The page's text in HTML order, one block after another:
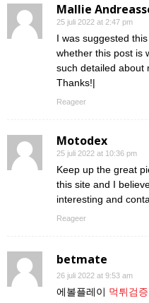
Mallie
25 juli 2022 at 2:47 pm
I was suggested
whether this post is
such detailed about
Thanks!|
Reageer
Motodex
25 juli 2022 at 10:36 pm
Keep up the great
this site and I
interesting and
Reageer
betmate
26 juli 2022 at 9:53 am
에볼플레이 먹튀검증